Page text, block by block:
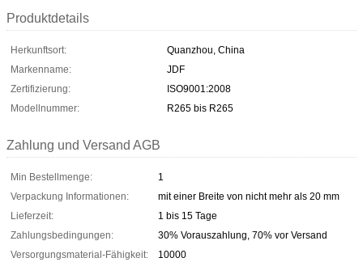
Produktdetails
Herkunftsort:
Quanzhou, China
Markenname:
JDF
Zertifizierung:
ISO9001:2008
Modellnummer:
R265 bis R265
Zahlung und Versand AGB
Min Bestellmenge:
1
Verpackung Informationen:
mit einer Breite von nicht mehr als 20 mm
Lieferzeit:
1 bis 15 Tage
Zahlungsbedingungen:
30% Vorauszahlung, 70% vor Versand
Versorgungsmaterial-Fähigkeit:
10000